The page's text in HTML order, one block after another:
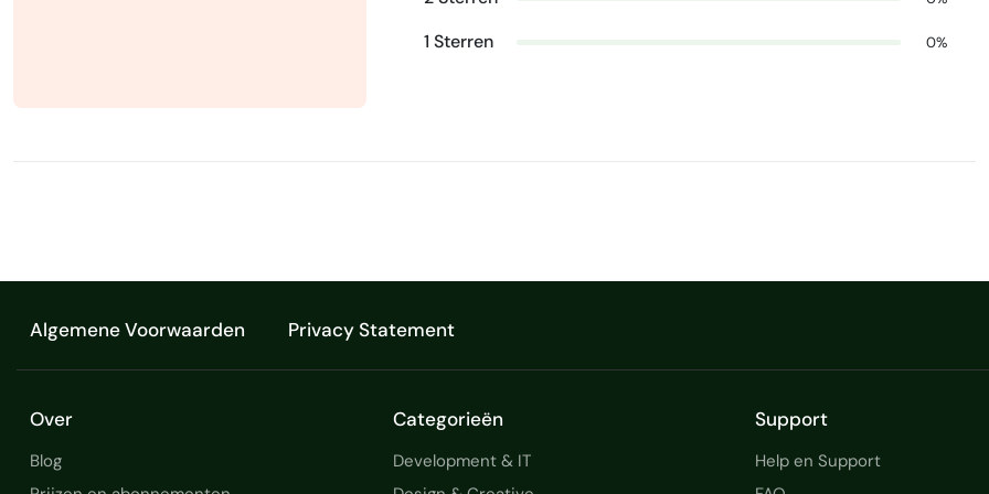
1 Sterren 0%
Algemene Voorwaarden Privacy Statement
Over
Blog
Categorieën
Development & IT
Support
Help en Support